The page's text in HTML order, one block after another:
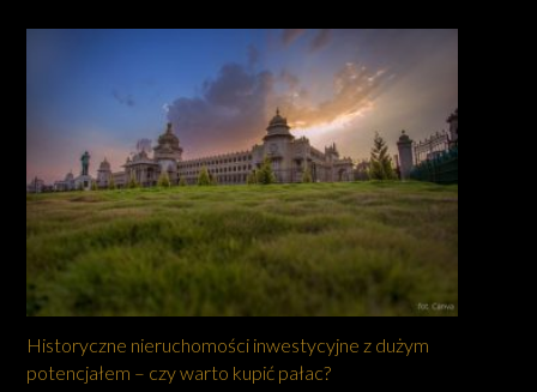
Historyczne nieruchomości inwestycyjne z dużym
potencjałem – czy warto kupić pałac?